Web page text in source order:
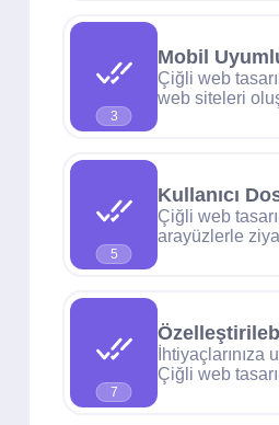
3
Mobil
Çiğli web
web siteleri
5
Kullanıcı
Çiğli web
arayüzlerle
7
Çiğli web